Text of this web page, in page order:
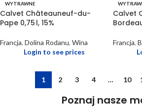
WYTRAWNE
Calvet Châteauneuf-du-
Pape 0,75 l, 15%
Francja, Dolina Rodanu, Wina
Login to see prices
Calvet
Francja,
1 2 3 4 … 10
Poznaj nasze